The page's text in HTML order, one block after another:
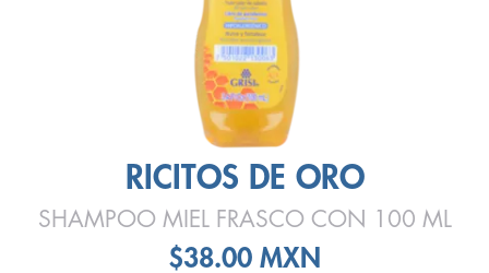
RICITOS DE ORO
SHAMPOO MIEL FRASCO CON 100 ML
$38.00 MXN